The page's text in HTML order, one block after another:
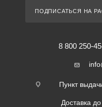
ПОДПИСАТЬСЯ НА
8 800 250-
Пункт
Доставка